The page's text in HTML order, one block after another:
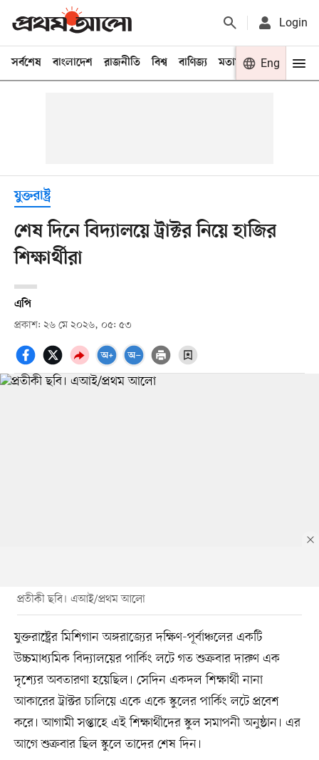
Login
সর্বশেষ বাংলাদেশ রাজনীতি বিশ্ব বাণিজ্য মতামত খেলা
Eng
যুক্তরাষ্ট্র
শেষ দিনে বিদ্যালয়ে ট্রাক্টর নিয়ে হাজির
শিক্ষার্থীরা
এপি
প্রকাশ: ২৬ মে ২০২৬, ০৫: ৫৩
প্রতীকী ছবি। এআই/প্রথম আলো
যুক্তরাষ্ট্রের মিশিগান অঙ্গরাজ্যের দক্ষিণ-পূর্বাঞ্চলের একটি
উচ্চমাধ্যমিক বিদ্যালয়ের পার্কিং লটে গত শুক্রবার দারুণ এক
দৃশ্যের অবতারণা হয়েছিল। সেদিন একদল শিক্ষার্থী নানা
আকারের ট্রাক্টর চালিয়ে একে একে স্কুলের পার্কিং লটে প্রবেশ
করে। আগামী সপ্তাহে এই শিক্ষার্থীদের স্কুল সমাপনী অনুষ্ঠান। এর
আগে শুক্রবার ছিল স্কুলে তাদের শেষ দিন।